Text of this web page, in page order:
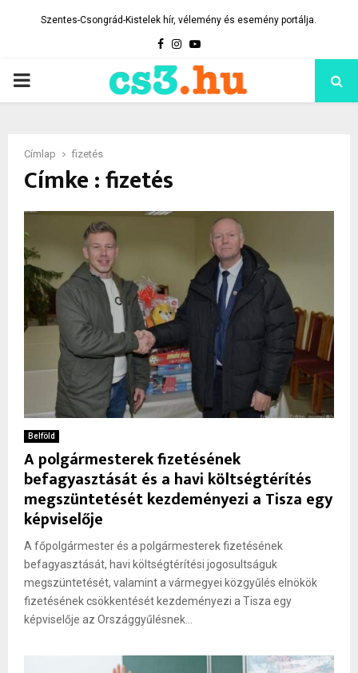
Szentes-Csongrád-Kistelek hír, vélemény és esemény portálja.
Facebook
Instagram
Youtube
PRIMARY
Címlap fizetés
Címke : fizetés
Belföld
A polgármesterek fizetésének
befagyasztását és a havi költségtérítés
megszüntetését kezdeményezi a Tisza egy
képviselője
A főpolgármester és a polgármesterek fizetésének
befagyasztását, havi költségtérítési jogosultságuk
megszüntetését, valamint a vármegyei közgyűlés elnökök
fizetésének csökkentését kezdeményezi a Tisza egy
képviselője az Országgyűlésnek...